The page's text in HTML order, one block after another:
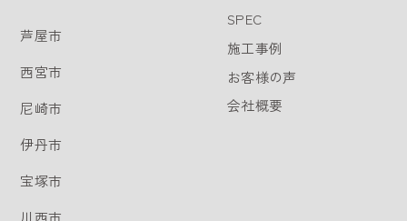
芦屋市
西宮市
尼崎市
伊丹市
宝塚市
川西市
SPEC
施工事例
お客様の声
会社概要